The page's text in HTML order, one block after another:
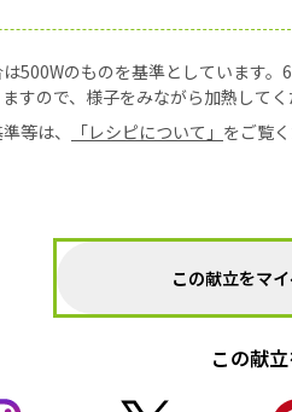
500Wのものを基準としています
すので、様子をみながら加熱してく
等は、
「レシピについて」 をご覧く
この献立をマ
この献